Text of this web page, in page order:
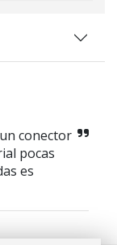
conector
pocas
es